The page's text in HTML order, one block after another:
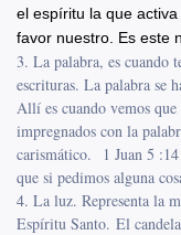
el espíritu la que
favor nuestro. Es este
3. La palabra, es cuando
escrituras. La palabra se
Allí es cuando vemos
impregnados con la
carismático. 1 Juan 5 :14
que si pedimos alguna
4. La luz. Representa la
Espíritu Santo. El